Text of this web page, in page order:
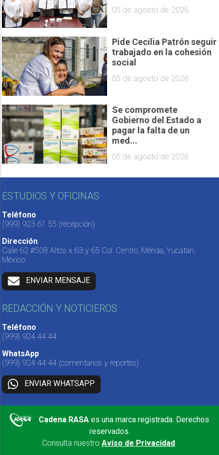
05 de agosto de 2026
Pide Cecilia Patrón seguir
trabajado en la cohesión
social
05 de agosto de 2026
Se compromete
Gobierno del Estado a
pagar la falta de un
med...
05 de agosto de 2026
ESTUDIOS Y OFICINAS
Teléfono
(999) 923 61 55 (recepción)
Dirección
Calle 62 #508 Altos x 63 y 65 Col. Centro, Mérida, Yucatán,
México.
ENVIAR MENSAJE
REDACCIÓN Y NOTICIEROS
Teléfono
(999) 924 44 44
WhatsApp
(999) 924 44 44 (comentarios y reportes)
ENVIAR WHATSAPP
Cadena RASA es una marca registrada. Derechos
reservados.
Consulta nuestro Aviso de Privacidad